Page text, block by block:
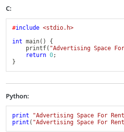
C:
#include <stdio.h>
int main( )
{
printf( "Advertising Space
return 0;
}
Python:
print "Advertising Space For
print ( "Advertising Space For